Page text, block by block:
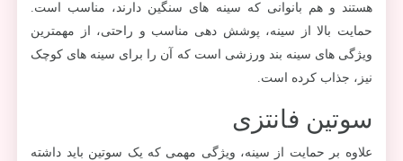
هستند و هم بانوانی که سینه های سنگین دارند، مناسب است.
حمایت بالا از سینه، پوشش دهی مناسب و راحتی، از مهمترین
ویژگی های سینه بند ورزشی است که آن را برای سینه های کوچک
نیز، جذاب کرده است.
سوتین فانتزی
علاوه بر حمایت از سینه، ویژگی مهمی که یک سوتین باید داشته